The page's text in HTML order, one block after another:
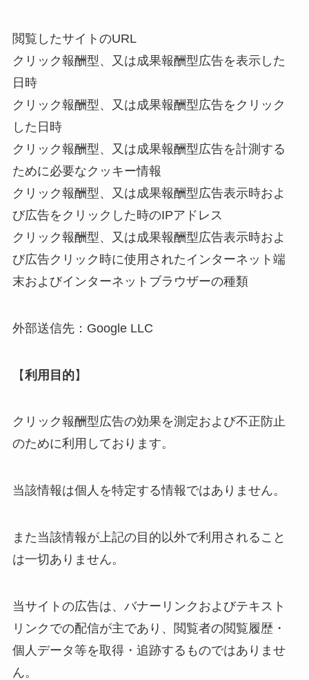
閲覧したサイトのURL
クリック報酬型、又は成果報酬型広告を表示した
日時
クリック報酬型、又は成果報酬型広告をクリック
した日時
クリック報酬型、又は成果報酬型広告を計測する
ために必要なクッキー情報
クリック報酬型、又は成果報酬型広告表示時およ
び広告をクリックした時のIPアドレス
クリック報酬型、又は成果報酬型広告表示時およ
び広告クリック時に使用されたインターネット端
末およびインターネットブラウザーの種類
外部送信先：Google LLC
【利用目的】
クリック報酬型広告の効果を測定および不正防止
のために利用しております。
当該情報は個人を特定する情報ではありません。
また当該情報が上記の目的以外で利用されること
は一切ありません。
当サイトの広告は、バナーリンクおよびテキスト
リンクでの配信が主であり、閲覧者の閲覧履歴・
個人データ等を取得・追跡するものではありませ
ん。